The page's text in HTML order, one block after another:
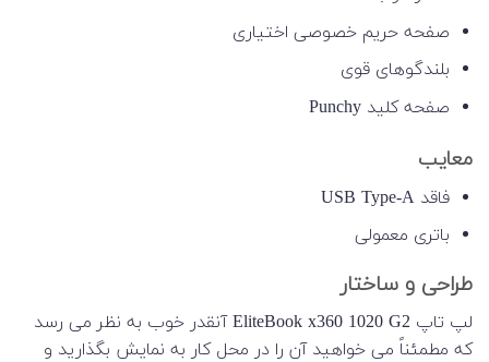
صفحه حریم خصوصی اختیاری
بلندگوهای قوی
صفحه کلید Punchy
معایب
فاقد USB Type-A
باتری معمولی
طراحی و ساختار
لپ تاپ EliteBook x360 1020 G2 آنقدر خوب به نظر می رسد
که مطمئناً می خواهید آن را در محل کار به نمایش بگذارید و